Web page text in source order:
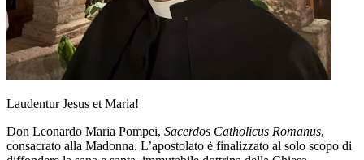
Laudentur Jesus et Maria!
Don Leonardo Maria Pompei, Sacerdos Catholicus Romanus,
consacrato alla Madonna. L’apostolato è finalizzato al solo scopo di